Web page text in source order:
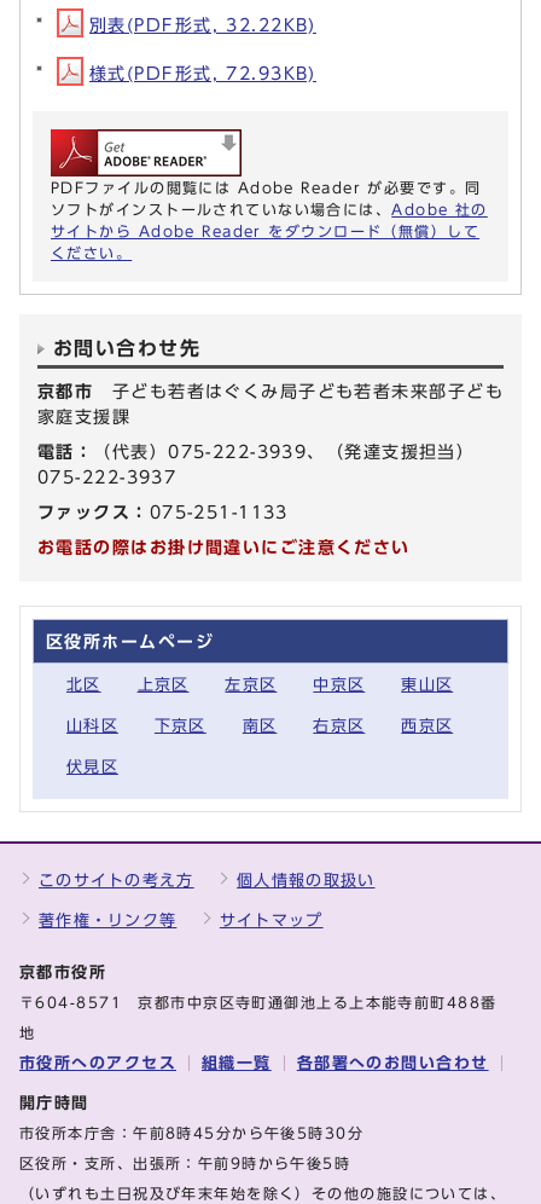
別表(PDF形式, 32.22KB)
様式(PDF形式, 72.93KB)
PDFファイルの閲覧には Adobe Reader が必要です。同
ソフトがインストールされていない場合には、 Adobe 社の
サイトから Adobe Reader をダウンロード（無償）して
ください。
お問い合わせ先
京都市 子ども若者はぐくみ局子ども若者未来部子ども
家庭支援課
電話：
（代表）075-222-3939、（発達支援担当）
075-222-3937
ファックス： 075-251-1133
お電話の際はお掛け間違いにご注意ください
区役所ホームページ
北区 上京区 左京区 中京区 東山区
山科区 下京区 南区 右京区 西京区
伏見区
このサイトの考え方 個人情報の取扱い
著作権・リンク等 サイトマップ
京都市役所
〒604-8571 京都市中京区寺町通御池上る上本能寺前町488番
地
市役所へのアクセス 組織一覧 各部署へのお問い合わせ
開庁時間
市役所本庁舎：午前8時45分から午後5時30分
区役所・支所、出張所：午前9時から午後5時
（いずれも土日祝及び年末年始を除く）その他の施設については、